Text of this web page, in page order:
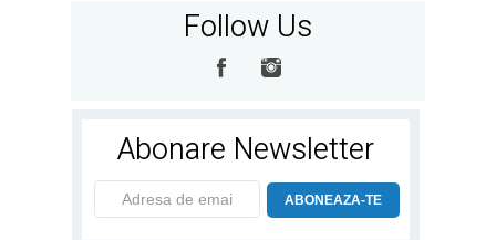
Follow Us
Abonare Newsletter
ABONEAZA-TE